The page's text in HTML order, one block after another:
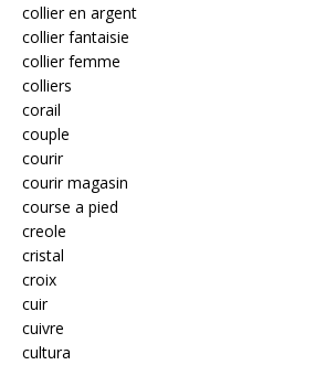
collier en argent
collier fantaisie
collier femme
colliers
corail
couple
courir
courir magasin
course a pied
creole
cristal
croix
cuir
cuivre
cultura